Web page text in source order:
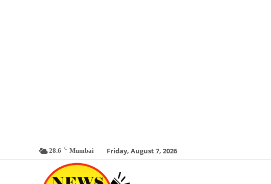
28.6 C Mumbai Friday, August 7, 2026